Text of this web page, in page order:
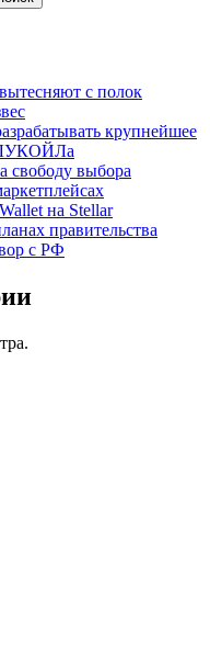
с полок
крупнейшее
ЛУКОЙЛа
свободу выбора
на Stellar
правительства
с РФ